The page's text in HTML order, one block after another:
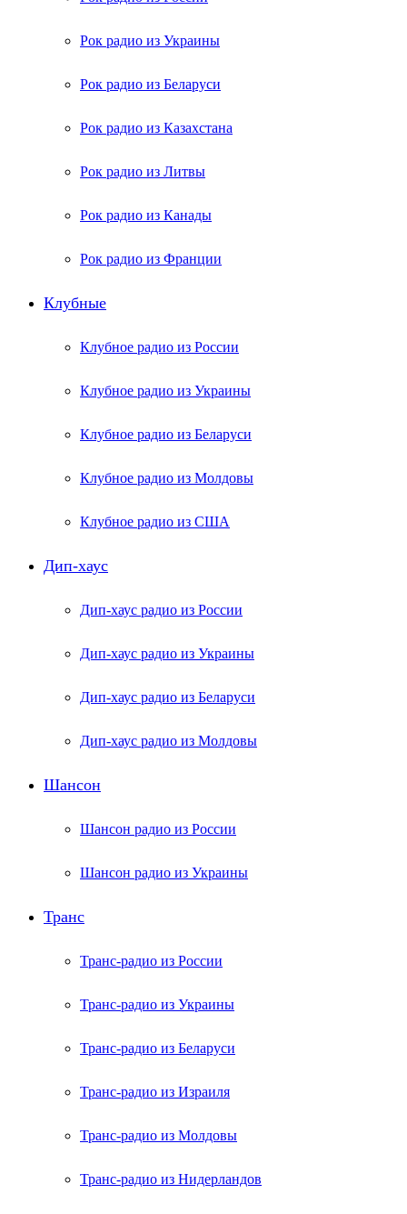
Рок радио из Украины
Рок радио из Беларуси
Рок радио из Казахстана
Рок радио из Литвы
Рок радио из Канады
Рок радио из Франции
Клубные
Клубное радио из России
Клубное радио из Украины
Клубное радио из Беларуси
Клубное радио из Молдовы
Клубное радио из США
Дип-хаус
Дип-хаус радио из России
Дип-хаус радио из Украины
Дип-хаус радио из Беларуси
Дип-хаус радио из Молдовы
Шансон
Шансон радио из России
Шансон радио из Украины
Транс
Транс-радио из России
Транс-радио из Украины
Транс-радио из Беларуси
Транс-радио из Израиля
Транс-радио из Молдовы
Транс-радио из Нидерландов